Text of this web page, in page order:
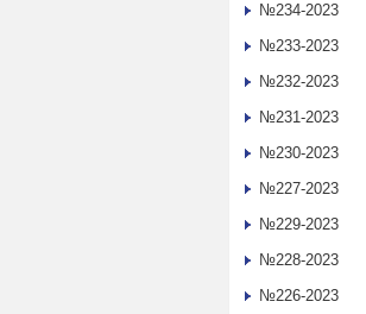
№234-2023
№233-2023
№232-2023
№231-2023
№230-2023
№227-2023
№229-2023
№228-2023
№226-2023